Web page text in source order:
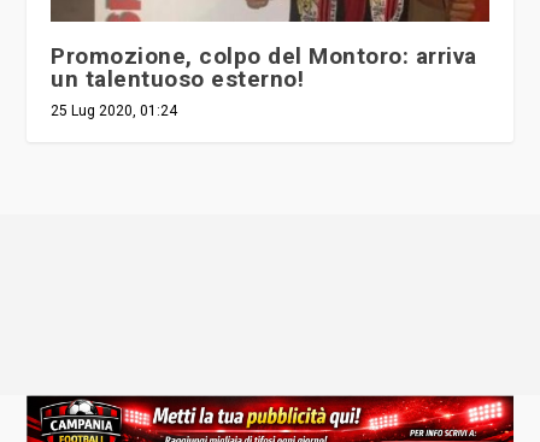
Promozione, colpo del Montoro: arriva
un talentuoso esterno!
25 Lug 2020, 01:24